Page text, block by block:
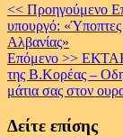
Continue
Reading
<< Προηγούμενο
υπουργό: «Ύποπτες
Αλβανίας»
Επόμενο >>
της Β.Κορέας –
μάτια σας στον
Δείτε επίσης